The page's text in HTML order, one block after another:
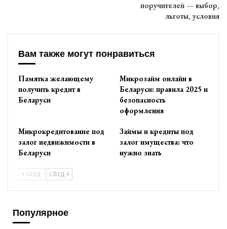
поручителей — выбор,
льготы, условия
Вам также могут понравиться
Памятка желающему
получить кредит в
Беларуси
Микрозайм онлайн в
Беларуси: правила 2025 и
безопасность
оформления
Микрокредитование под
залог недвижимости в
Беларуси
Займы и кредиты под
залог имущества: что
нужно знать
ПРЕД СЛЕД
Популярное